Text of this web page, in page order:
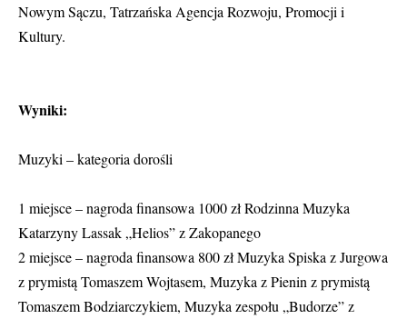
Nowym Sączu, Tatrzańska Agencja Rozwoju, Promocji i
Kultury.
Wyniki:
Muzyki – kategoria dorośli
1 miejsce – nagroda finansowa 1000 zł Rodzinna Muzyka
Katarzyny Lassak „Helios” z Zakopanego
2 miejsce – nagroda finansowa 800 zł Muzyka Spiska z Jurgowa
z prymistą Tomaszem Wojtasem, Muzyka z Pienin z prymistą
Tomaszem Bodziarczykiem, Muzyka zespołu „Budorze” z